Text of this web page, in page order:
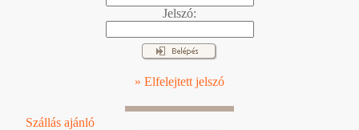
Jelszó:
» Elfelejtett jelszó
Szállás ajánló